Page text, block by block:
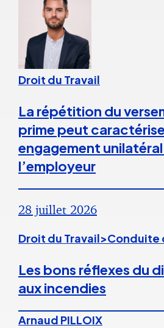
Droit du Travail
La répétition du
prime peut
engagement
l’employeur
28 juillet 2026
Droit du Travail>Conduite
Les bons réflexes du
aux incendies
Arnaud PILLOIX